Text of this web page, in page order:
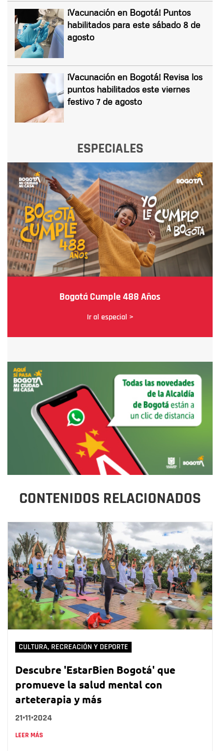
¡Vacunación en Bogotá! Puntos
habilitados para este sábado 8 de
agosto
¡Vacunación en Bogotá! Revisa los
puntos habilitados este viernes
festivo 7 de agosto
ESPECIALES
Bogotá Cumple 488 Años
Ir al especial >
CONTENIDOS RELACIONADOS
CULTURA, RECREACIÓN Y DEPORTE
Descubre 'EstarBien Bogotá' que
promueve la salud mental con
arteterapia y más
21•11•2024
LEER MÁS